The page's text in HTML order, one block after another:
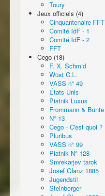
Toury
Jeux officiels (4)
Cinquantenaire FFT
Comité IdF - 1
Comité IdF - 2
FFT
Cego (18)
F. X. Schmid
Wüst C.L.
VASS n° 49
États-Unis
Piatnik Luxus
Frommann & Bünte
N° 13
Cego - C'est quoi ?
Pluribus
VASS n° 99
Piatnik N° 128
Smrekarjev tarok
Josef Glanz 1885
Jugendstil
Steinberger